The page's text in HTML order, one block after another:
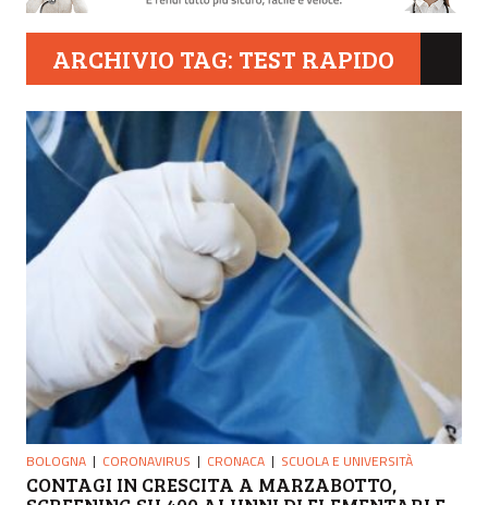
ARCHIVIO TAG: TEST RAPIDO
BOLOGNA CORONAVIRUS CRONACA SCUOLA E UNIVERSITÀ
CONTAGI IN CRESCITA A MARZABOTTO,